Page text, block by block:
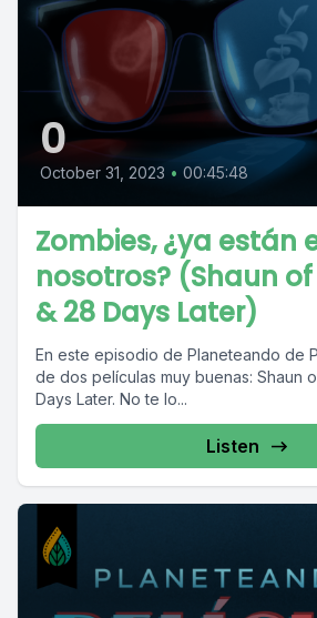
0
October 31, 2023 • 00:45:48
Zombies, ¿ya están
nosotros? (Shaun
& 28 Days Later)
En este episodio de Planeteando de
de dos películas muy buenas: Shaun
Days Later. No te lo...
Listen